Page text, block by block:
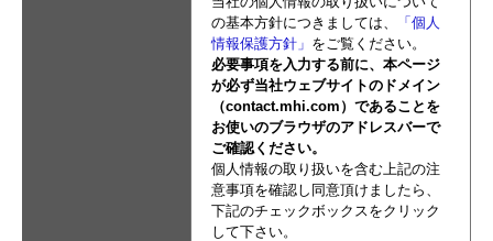
の基本方針につきましては、
「個人
情報保護方針」 をご覧ください。
必要事項を入力する前に、本ページ
が必ず当社ウェブサイトのドメイン
（contact.mhi.com）であることを
お使いのブラウザのアドレスバーで
ご確認ください。
個人情報の取り扱いを含む上記の注
意事項を確認し同意頂けましたら、
下記のチェックボックスをクリック
して下さい。